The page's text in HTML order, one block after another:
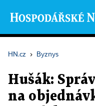
HN.cz › Byznys
Hušák:
na